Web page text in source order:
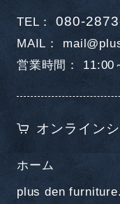
TEL 080-
MAIL
営業時間
11:00
オンライン
ホーム
plus den